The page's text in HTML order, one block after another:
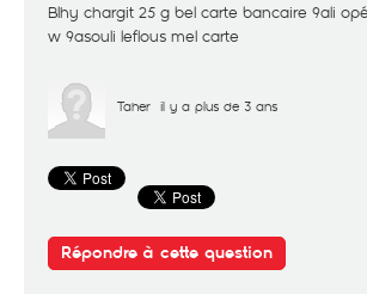
Blhy chargit 25 g bel carte bancaire 9ali
w 9asouli leflous mel carte
Taher il y a plus de 3 ans
Répondre à cette question